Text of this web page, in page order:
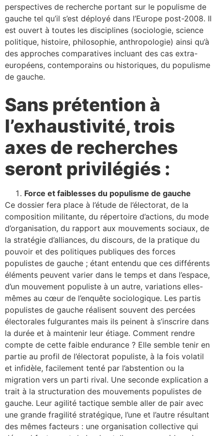
perspectives de recherche portant sur le populisme de
gauche tel qu’il s’est déployé dans l’Europe post-2008. Il
est ouvert à toutes les disciplines (sociologie, science
politique, histoire, philosophie, anthropologie) ainsi qu’à
des approches comparatives incluant des cas extra-
européens, contemporains ou historiques, du populisme
de gauche.
Sans prétention à
l’exhaustivité, trois
axes de recherches
seront privilégiés :
Force et faiblesses du populisme de gauche
Ce dossier fera place à l’étude de l’électorat, de la
composition militante, du répertoire d’actions, du mode
d’organisation, du rapport aux mouvements sociaux, de
la stratégie d’alliances, du discours, de la pratique du
pouvoir et des politiques publiques des forces
populistes de gauche ; étant entendu que ces différents
éléments peuvent varier dans le temps et dans l’espace,
d’un mouvement populiste à un autre, variations elles-
mêmes au cœur de l’enquête sociologique. Les partis
populistes de gauche réalisent souvent des percées
électorales fulgurantes mais ils peinent à s’inscrire dans
la durée et à maintenir leur étiage. Comment rendre
compte de cette faible endurance ? Elle semble tenir en
partie au profil de l’électorat populiste, à la fois volatil
et infidèle, facilement tenté par l’abstention ou la
migration vers un parti rival. Une seconde explication a
trait à la structuration des mouvements populistes de
gauche. Leur agilité tactique semble aller de pair avec
une grande fragilité stratégique, l’une et l’autre résultant
des mêmes facteurs : une organisation collective qui